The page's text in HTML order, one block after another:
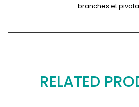
branches et
RELATED